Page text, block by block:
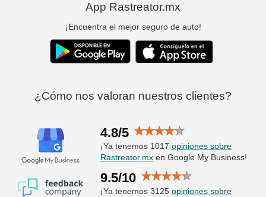
App Rastreator.mx
¡Encuentra el mejor seguro de auto!
¿Cómo nos valoran nuestros clientes?
4.8/5
¡Ya tenemos 1017opiniones sobre
Rastreator.mx en Google My Business!
9.5/10
¡Ya tenemos 3125opiniones sobre